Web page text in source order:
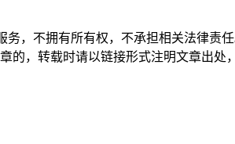
，不拥有所有权，不承担相关法律责
的，转载时请以链接形式注明文章出处